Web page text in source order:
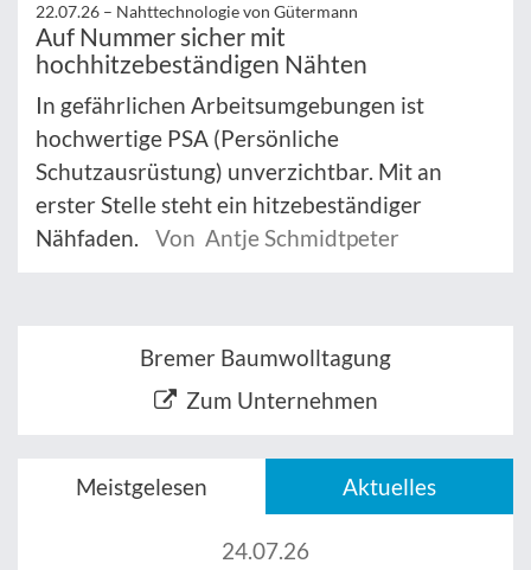
22.07.26 – Nahttechnologie von Gütermann
Auf Nummer sicher mit
hochhitzebeständigen Nähten
In gefährlichen Arbeitsumgebungen ist
hochwertige PSA (Persönliche
Schutzausrüstung) unverzichtbar. Mit an
erster Stelle steht ein hitzebeständiger
Nähfaden.
Von Antje Schmidtpeter
Bremer Baumwolltagung
Zum Unternehmen
Meistgelesen Aktuelles
24.07.26